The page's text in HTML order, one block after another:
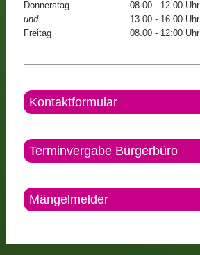
Donnerstag
08.00 - 12.00 Uhr
und
13.00 - 16.00 Uhr
Freitag
08.00 - 12:00 Uhr
Kontaktformular
Terminvergabe Bürgerbüro
Mängelmelder